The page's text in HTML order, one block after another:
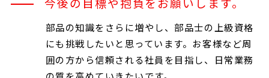
部品の知識をさらに増やし、部品士の上級資格
にも挑戦したいと思っています。お客様など周
囲の方から信頼される社員を目指し、日常業務